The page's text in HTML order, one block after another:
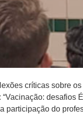
críticas sobre
participação do